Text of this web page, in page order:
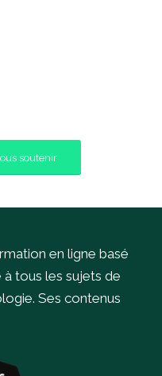
soutenir
en ligne basé
à tous les sujets de
Ses contenus